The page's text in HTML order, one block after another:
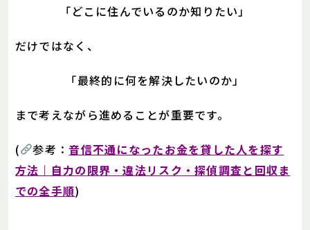
「どこに住んでいるのか知りたい」
だけではなく、
「最終的に何を解決したいのか」
まで考えながら進めることが重要です。
( 参考：音信不通になったお金を貸した人を探す
方法｜自力の限界・違法リスク・探偵調査と回収ま
での全手順)